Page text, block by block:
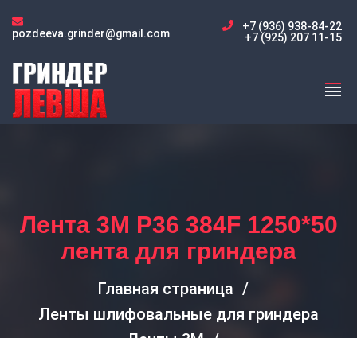
pozdeeva.grinder@gmail.com
+7 (936) 938-84-22
+7 (925) 207 11-15
Лента 3M P36 384F 1250*50
лента для гриндера
Главная страница
Ленты шлифовальные для гриндера